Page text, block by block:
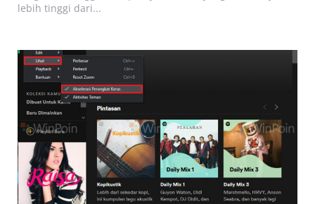
lebih tinggi dari...